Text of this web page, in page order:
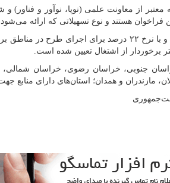
معتبر از معاونت علمی (نوپا، نوآور و
فراخوان هستند و نوع تسهیلاتی که ارائه
برخوردار از اشتغال تعیین شده است.
خراسان جنوبی، خراسان رضوی، خراسان
مازندران و همدان؛ استان‌های دارای